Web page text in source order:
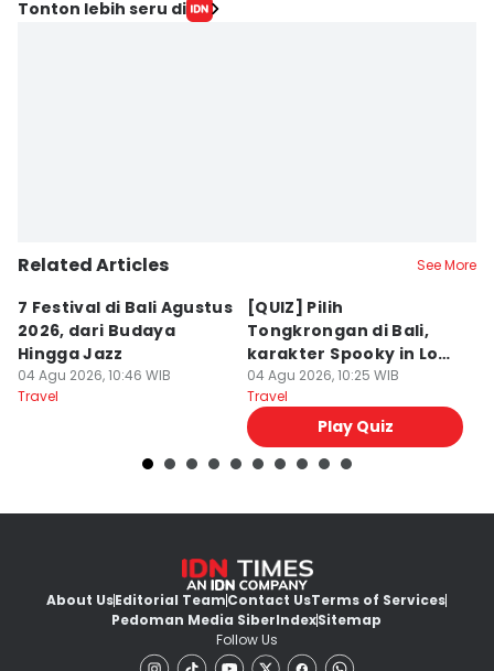
Tonton lebih seru di
Related Articles See More
7 Festival di Bali Agustus
2026, dari Budaya
Hingga Jazz
04 Agu 2026, 10:46 WIB
Travel
[QUIZ] Pilih
Tongkrongan di Bali,
karakter Spooky in Love
Ini Mirip Kamu
04 Agu 2026, 10:25 WIB
Travel
Play Quiz
About UsEditorial TeamContact UsTerms of Services
Pedoman Media SiberIndexSitemap
Follow Us